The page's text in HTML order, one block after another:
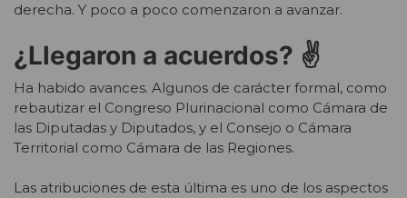
derecha. Y poco a poco comenzaron a avanzar.
¿Llegaron a acuerdos? ✌️
Ha habido avances. Algunos de carácter formal, como
rebautizar el Congreso Plurinacional como Cámara de
las Diputadas y Diputados, y el Consejo o Cámara
Territorial como Cámara de las Regiones.
Las atribuciones de esta última es uno de los aspectos